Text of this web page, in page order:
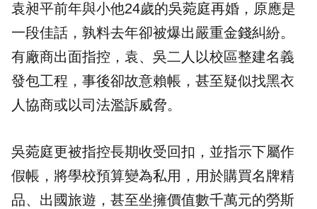
袁昶平前年與小他24歲的吳菀庭再婚，原應是
一段佳話，孰料去年卻被爆出嚴重金錢糾紛。
有廠商出面指控，袁、吳二人以校區整建名義
發包工程，事後卻故意賴帳，甚至疑似找黑衣
人協商或以司法濫訴威脅。
吳菀庭更被指控長期收受回扣，並指示下屬作
假帳，將學校預算變為私用，用於購買名牌精
品、出國旅遊，甚至坐擁價值數千萬元的勞斯